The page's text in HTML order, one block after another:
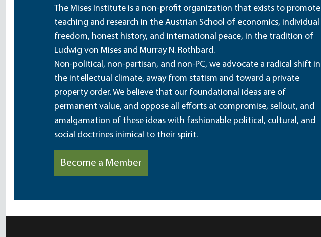
The Mises Institute is a non-profit organization that exists to promote
teaching and research in the Austrian School of economics, individual
freedom, honest history, and international peace, in the tradition of
Ludwig von Mises and Murray N. Rothbard.
Non-political, non-partisan, and non-PC, we advocate a radical shift in
the intellectual climate, away from statism and toward a private
property order. We believe that our foundational ideas are of
permanent value, and oppose all efforts at compromise, sellout, and
amalgamation of these ideas with fashionable political, cultural, and
social doctrines inimical to their spirit.
Become a Member